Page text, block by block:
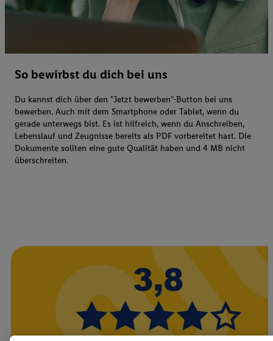
So bewirbst du dich bei uns
Du kannst dich über den "Jetzt bewerben"-Button bei uns
bewerben. Auch mit dem Smartphone oder Tablet, wenn du
gerade unterwegs bist. Es ist hilfreich, wenn du Anschreiben,
Lebenslauf und Zeugnisse bereits als PDF vorbereitet hast. Die
Dokumente sollten eine gute Qualität haben und 4 MB nicht
überschreiten.